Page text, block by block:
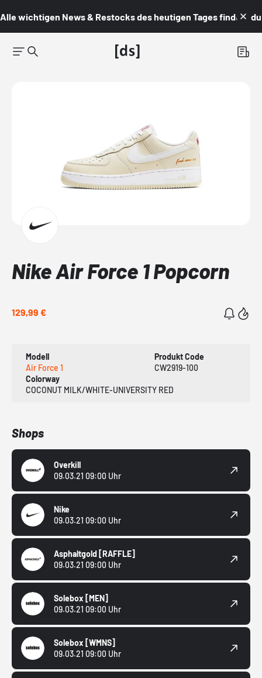
Alle wichtigen News & Restocks des heutigen Tages findest du
Nike Air Force 1 Popcorn
129,99 €
Modell
Air Force 1
Produkt Code
CW2919-100
Colorway
COCONUT MILK/WHITE-UNIVERSITY RED
Shops
Overkill
09.03.21 09:00 Uhr
Nike
09.03.21 09:00 Uhr
Asphaltgold [RAFFLE]
09.03.21 09:00 Uhr
Solebox [MEN]
09.03.21 09:00 Uhr
Solebox [WMNS]
09.03.21 09:00 Uhr